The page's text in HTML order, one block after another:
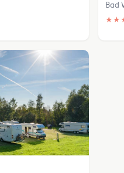
Bad
★ ★